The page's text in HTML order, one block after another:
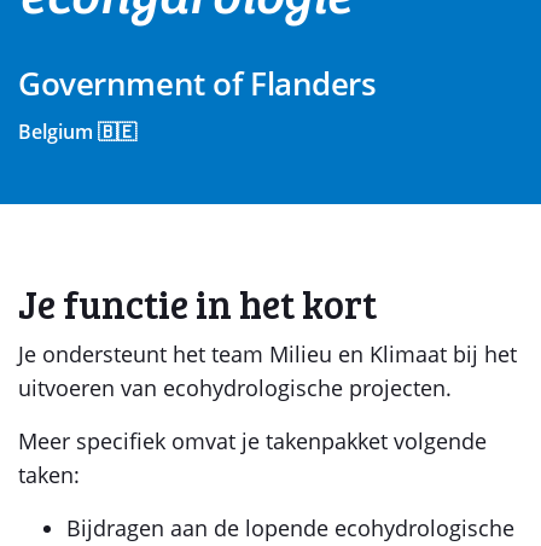
Government of Flanders
Belgium 🇧🇪
Je functie in het kort
Je ondersteunt het team Milieu en Klimaat bij het
uitvoeren van ecohydrologische projecten.
Meer specifiek omvat je takenpakket volgende
taken:
Bijdragen aan de lopende ecohydrologische